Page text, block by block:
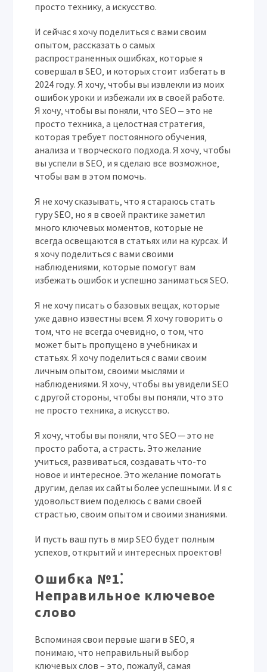
просто технику‚ а искусство.
И сейчас я хочу поделиться с вами своим
опытом‚ рассказать о самых
распространенных ошибках‚ которые я
совершал в SEO‚ и которых стоит избегать в
2024 году. Я хочу‚ чтобы вы извлекли из моих
ошибок уроки и избежали их в своей работе.
Я хочу‚ чтобы вы поняли‚ что SEO ‒ это не
просто техника‚ а целостная стратегия‚
которая требует постоянного обучения‚
анализа и творческого подхода. Я хочу‚ чтобы
вы успели в SEO‚ и я сделаю все возможное‚
чтобы вам в этом помочь.
Я не хочу сказывать‚ что я стараюсь стать
гуру SEO‚ но я в своей практике заметил
много ключевых моментов‚ которые не
всегда освещаются в статьях или на курсах. И
я хочу поделиться с вами своими
наблюдениями‚ которые помогут вам
избежать ошибок и успешно заниматься SEO.
Я не хочу писать о базовых вещах‚ которые
уже давно известны всем. Я хочу говорить о
том‚ что не всегда очевидно‚ о том‚ что
может быть пропущено в учебниках и
статьях. Я хочу поделиться с вами своим
личным опытом‚ своими мыслями и
наблюдениями. Я хочу‚ чтобы вы увидели SEO
с другой стороны‚ чтобы вы поняли‚ что это
не просто техника‚ а искусство.
Я хочу‚ чтобы вы поняли‚ что SEO ─ это не
просто работа‚ а страсть. Это желание
учиться‚ развиваться‚ создавать что-то
новое и интересное. Это желание помогать
другим‚ делая их сайты более успешными. И я с
удовольствием поделюсь с вами своей
страстью‚ своим опытом и своими знаниями.
И пусть ваш путь в мир SEO будет полным
успехов‚ открытий и интересных проектов!
Ошибка №1⁚
Неправильное ключевое
слово
Вспоминая свои первые шаги в SEO‚ я
понимаю‚ что неправильный выбор
ключевых слов – это‚ пожалуй‚ самая